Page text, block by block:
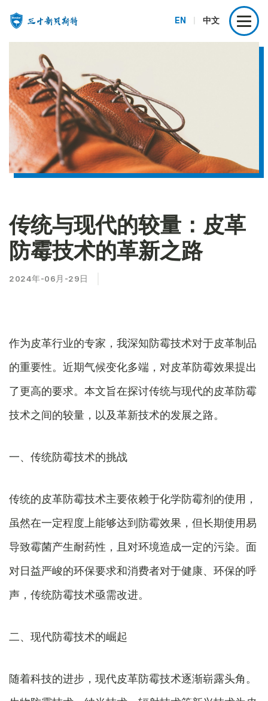
EN 中文
传统与现代的较量：皮革
防霉技术的革新之路
2024年-06月-29日
作为皮革行业的专家，我深知防霉技术对于皮革制品
的重要性。近期气候变化多端，对皮革防霉效果提出
了更高的要求。本文旨在探讨传统与现代的皮革防霉
技术之间的较量，以及革新技术的发展之路。
一、传统防霉技术的挑战
传统的皮革防霉技术主要依赖于化学防霉剂的使用，
虽然在一定程度上能够达到防霉效果，但长期使用易
导致霉菌产生耐药性，且对环境造成一定的污染。面
对日益严峻的环保要求和消费者对于健康、环保的呼
声，传统防霉技术亟需改进。
二、现代防霉技术的崛起
随着科技的进步，现代皮革防霉技术逐渐崭露头角。